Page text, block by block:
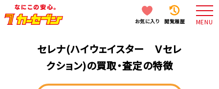
お気に入り 閲覧履歴 MENU
セレナ(ハイウェイスター Ｖセレ
クション)の買取・査定の特徴